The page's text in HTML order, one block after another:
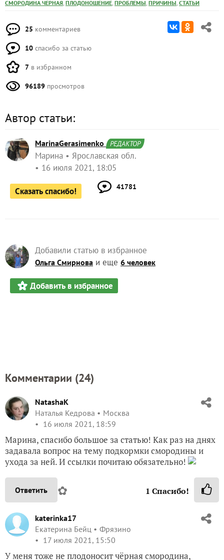
СМОРОДИНА ЧЕРНАЯ, ПЛОДОНОШЕНИЕ, ПРОБЛЕМЫ, ПРИЧИНЫ, СТАТЬИ
25 комментариев
10 спасибо за статью
7 в избранном
96189 просмотров
Автор статьи:
MarinaGerasimenko РЕДАКТОР
Марина
Ярославская обл.
16 июля 2021, 18:05
Сказать спасибо! 41781
Добавили статью в избранное
Ольга Смирнова и еще 6 человек
Добавить в избранное
Комментарии (24)
NatashaK
Наталья Кедрова
Москва
16 июля 2021, 18:59
Марина, спасибо большое за статью! Как раз на днях
задавала вопрос на тему подкормки смородины и
ухода за ней. И ссылки почитаю обязательно!
Ответить ✿ 1 Спасибо!
katerinka17
Екатерина Бейц
Фрязино
17 июля 2021, 15:50
У меня тоже не плодоносит чёрная смородина,